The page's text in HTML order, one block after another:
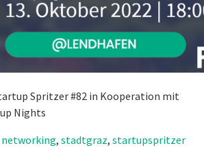
Spritzer #82 in Kooperation mit
Nights
networking, stadtgraz, startupspritzer